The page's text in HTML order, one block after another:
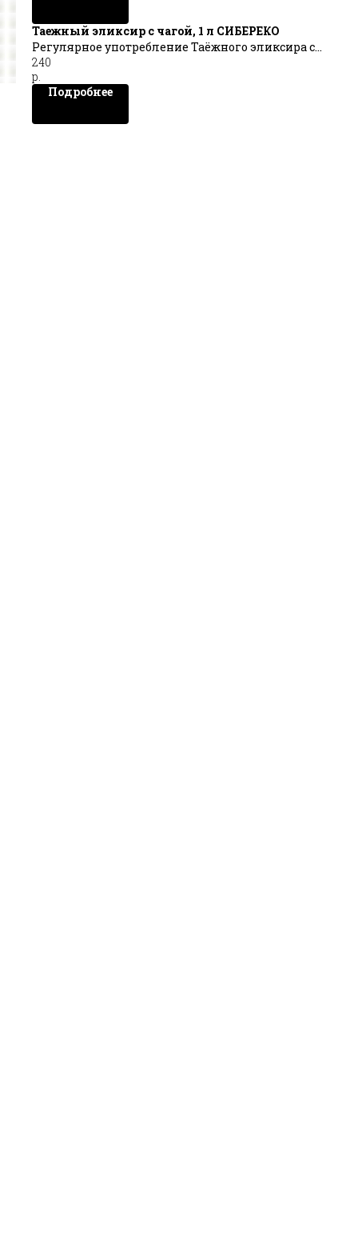
Таежный эликсир с чагой, 1 л СИБЕРЕКО
Регулярное употребление Таёжного эликсира с
чагой обеспечит Вам надежную защиту от
недугов и подарит силы на новые свершения!
240
р.
Подробнее